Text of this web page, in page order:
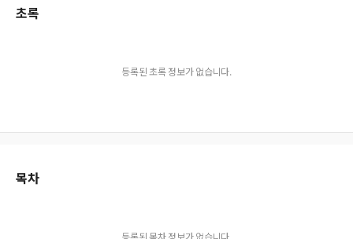
초록
등록된 초록 정보가 없습니다.
목차